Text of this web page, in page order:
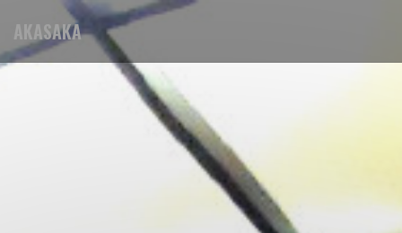
AKASAKA